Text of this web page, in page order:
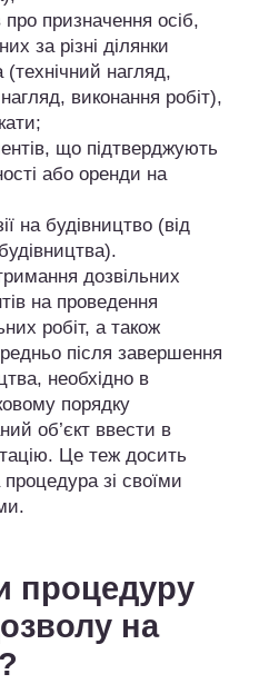
про призначення осіб,
за різні ділянки
(технічний нагляд,
виконання робіт),
що підтверджують
або оренди на
на будівництво (від
дозвільних
на проведення
робіт, а також
після завершення
необхідно в
порядку
об’єкт ввести в
Це теж досить
зі своїми
процедуру
на